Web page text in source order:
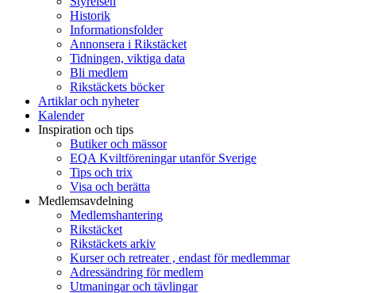
Historik
Informationsfolder
Annonsera i Rikstäcket
Tidningen, viktiga data
Bli medlem
Rikstäckets böcker
Artiklar och nyheter
Kalender
Inspiration och tips
Butiker och mässor
EQA Kviltföreningar utanför Sverige
Tips och trix
Visa och berätta
Medlemsavdelning
Medlemshantering
Rikstäcket
Rikstäckets arkiv
Kurser och retreater , endast för medlemmar
Adressändring för medlem
Utmaningar och tävlingar